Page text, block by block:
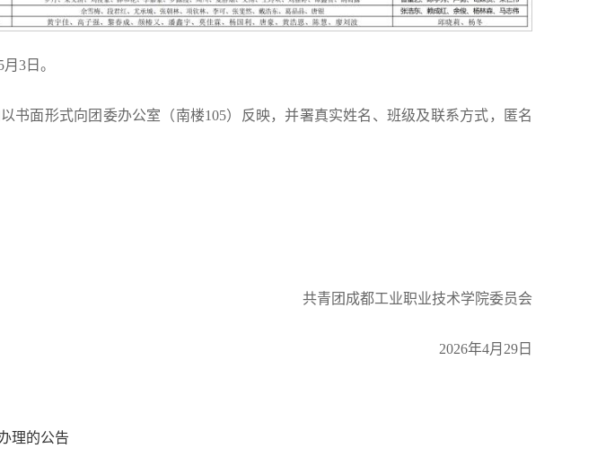
3日。
书面形式向团委办公室（南楼105）反映，并署真实姓名、班级及联系方式，匿名
共青团成都工业职业技术学院委员会
2026年4月29日
理的公告